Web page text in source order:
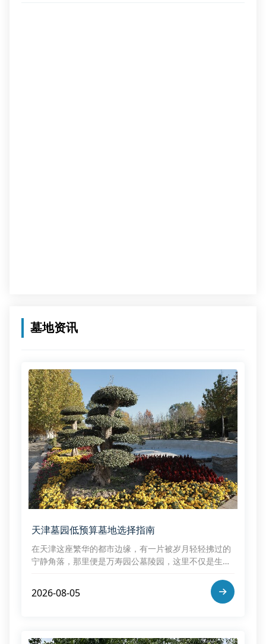
墓地资讯
天津墓园低预算墓地选择指南
在天津这座繁华的都市边缘，有一片被岁月轻轻拂过的
宁静角落，那里便是万寿园公墓陵园，这里不仅是生命
2026-08-05